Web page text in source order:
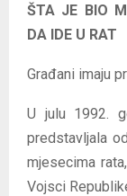
ŠTA JE BIO
DA IDE U RAT
Građani imaju
U julu 1992.
predstavljala
mjesecima
Vojsci